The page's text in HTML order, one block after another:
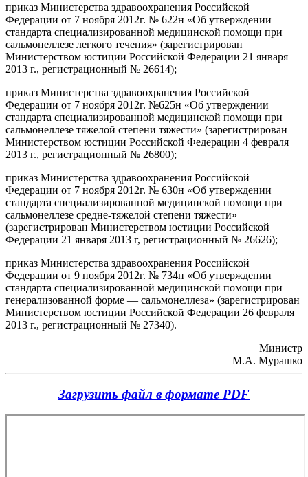
приказ Министерства здравоохранения Российской
Федерации от 7 ноября 2012г. № 622н «Об утверждении
стандарта специализированной медицинской помощи при
сальмонеллезе легкого течения» (зарегистрирован
Министерством юстиции Российской Федерации 21 января
2013 г., регистрационный № 26614);
приказ Министерства здравоохранения Российской
Федерации от 7 ноября 2012г. №625н «Об утверждении
стандарта специализированной медицинской помощи при
сальмонеллезе тяжелой степени тяжести» (зарегистрирован
Министерством юстиции Российской Федерации 4 февраля
2013 г., регистрационный № 26800);
приказ Министерства здравоохранения Российской
Федерации от 7 ноября 2012г. № 630н «Об утверждении
стандарта специализированной медицинской помощи при
сальмонеллезе средне-тяжелой степени тяжести»
(зарегистрирован Министерством юстиции Российской
Федерации 21 января 2013 г, регистрационный № 26626);
приказ Министерства здравоохранения Российской
Федерации от 9 ноября 2012г. № 734н «Об утверждении
стандарта специализированной медицинской помощи при
генерализованной форме — сальмонеллеза» (зарегистрирован
Министерством юстиции Российской Федерации 26 февраля
2013 г., регистрационный № 27340).
Министр
М.А. Мурашко
Загрузить файл в формате PDF